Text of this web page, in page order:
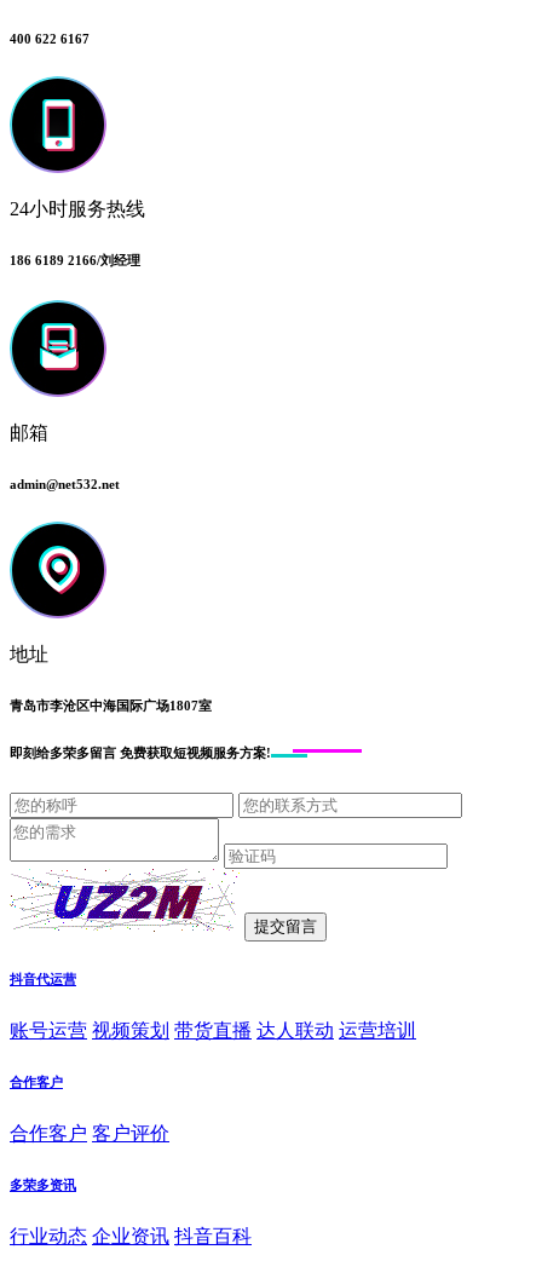
400 622 6167
24小时服务热线
186 6189 2166/刘经理
邮箱
admin@net532.net
地址
青岛市李沧区中海国际广场1807室
即刻给多荣多留言 免费获取短视频服务方案!
抖音代运营
账号运营 视频策划 带货直播 达人联动 运营培训
合作客户
合作客户 客户评价
多荣多资讯
行业动态 企业资讯 抖音百科